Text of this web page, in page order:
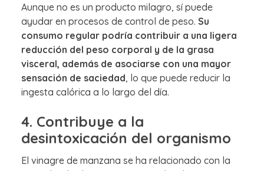
Aunque no es un producto milagro, sí puede
ayudar en procesos de control de peso. Su
consumo regular podría contribuir a una ligera
reducción del peso corporal y de la grasa
visceral, además de asociarse con una mayor
sensación de saciedad, lo que puede reducir la
ingesta calórica a lo largo del día.
4. Contribuye a la
desintoxicación del organismo
El vinagre de manzana se ha relacionado con la